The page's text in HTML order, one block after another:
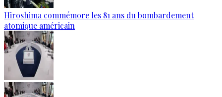
Hiroshima commémore les 81 ans du bombardement
atomique américain